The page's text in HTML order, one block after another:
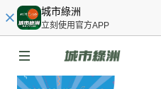
城市綠洲
立刻使用官方APP